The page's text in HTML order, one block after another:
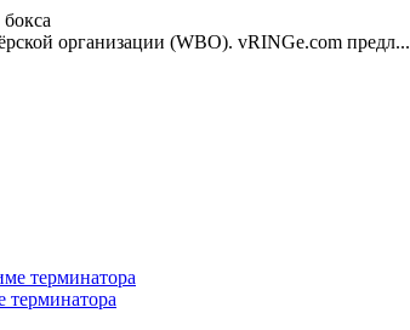
организации (WBО). vRINGe.com предл...
терминатора